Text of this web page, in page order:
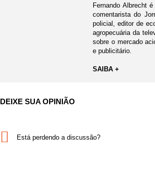
Fernando Albrecht
comentarista do
policial, editor de
agropecuária da
sobre o mercado
e publicitário.
SAIBA +
DEIXE SUA OPINIÃO
Está perdendo a discussão?